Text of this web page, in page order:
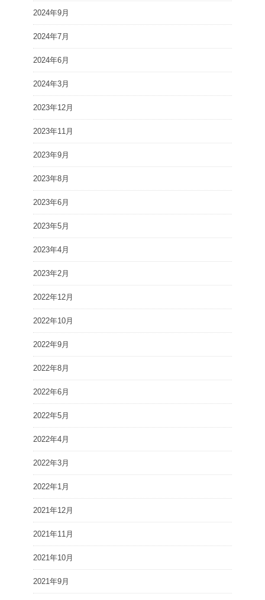
2024年9月
2024年7月
2024年6月
2024年3月
2023年12月
2023年11月
2023年9月
2023年8月
2023年6月
2023年5月
2023年4月
2023年2月
2022年12月
2022年10月
2022年9月
2022年8月
2022年6月
2022年5月
2022年4月
2022年3月
2022年1月
2021年12月
2021年11月
2021年10月
2021年9月